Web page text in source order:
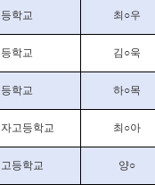
학교 최 ○우
학교 김 ○욱
학교 하○목
고등학교 최 ○아
등학교 양○